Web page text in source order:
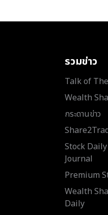
รวมข่าว
Talk of
Wealth
กระดานข่าว
Stock Daily
Journal
Premium
Wealth
Daily